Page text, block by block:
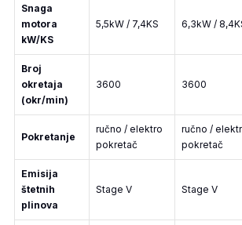
Snaga
motora
kW/KS
5,5kW / 7,4KS 6,3kW /
Broj
okretaja
(okr/min)
3600 3600
Pokretanje
ručno / elektro
pokretač
ručno /
pokretač
Emisija
štetnih
plinova
Stage V Stage V